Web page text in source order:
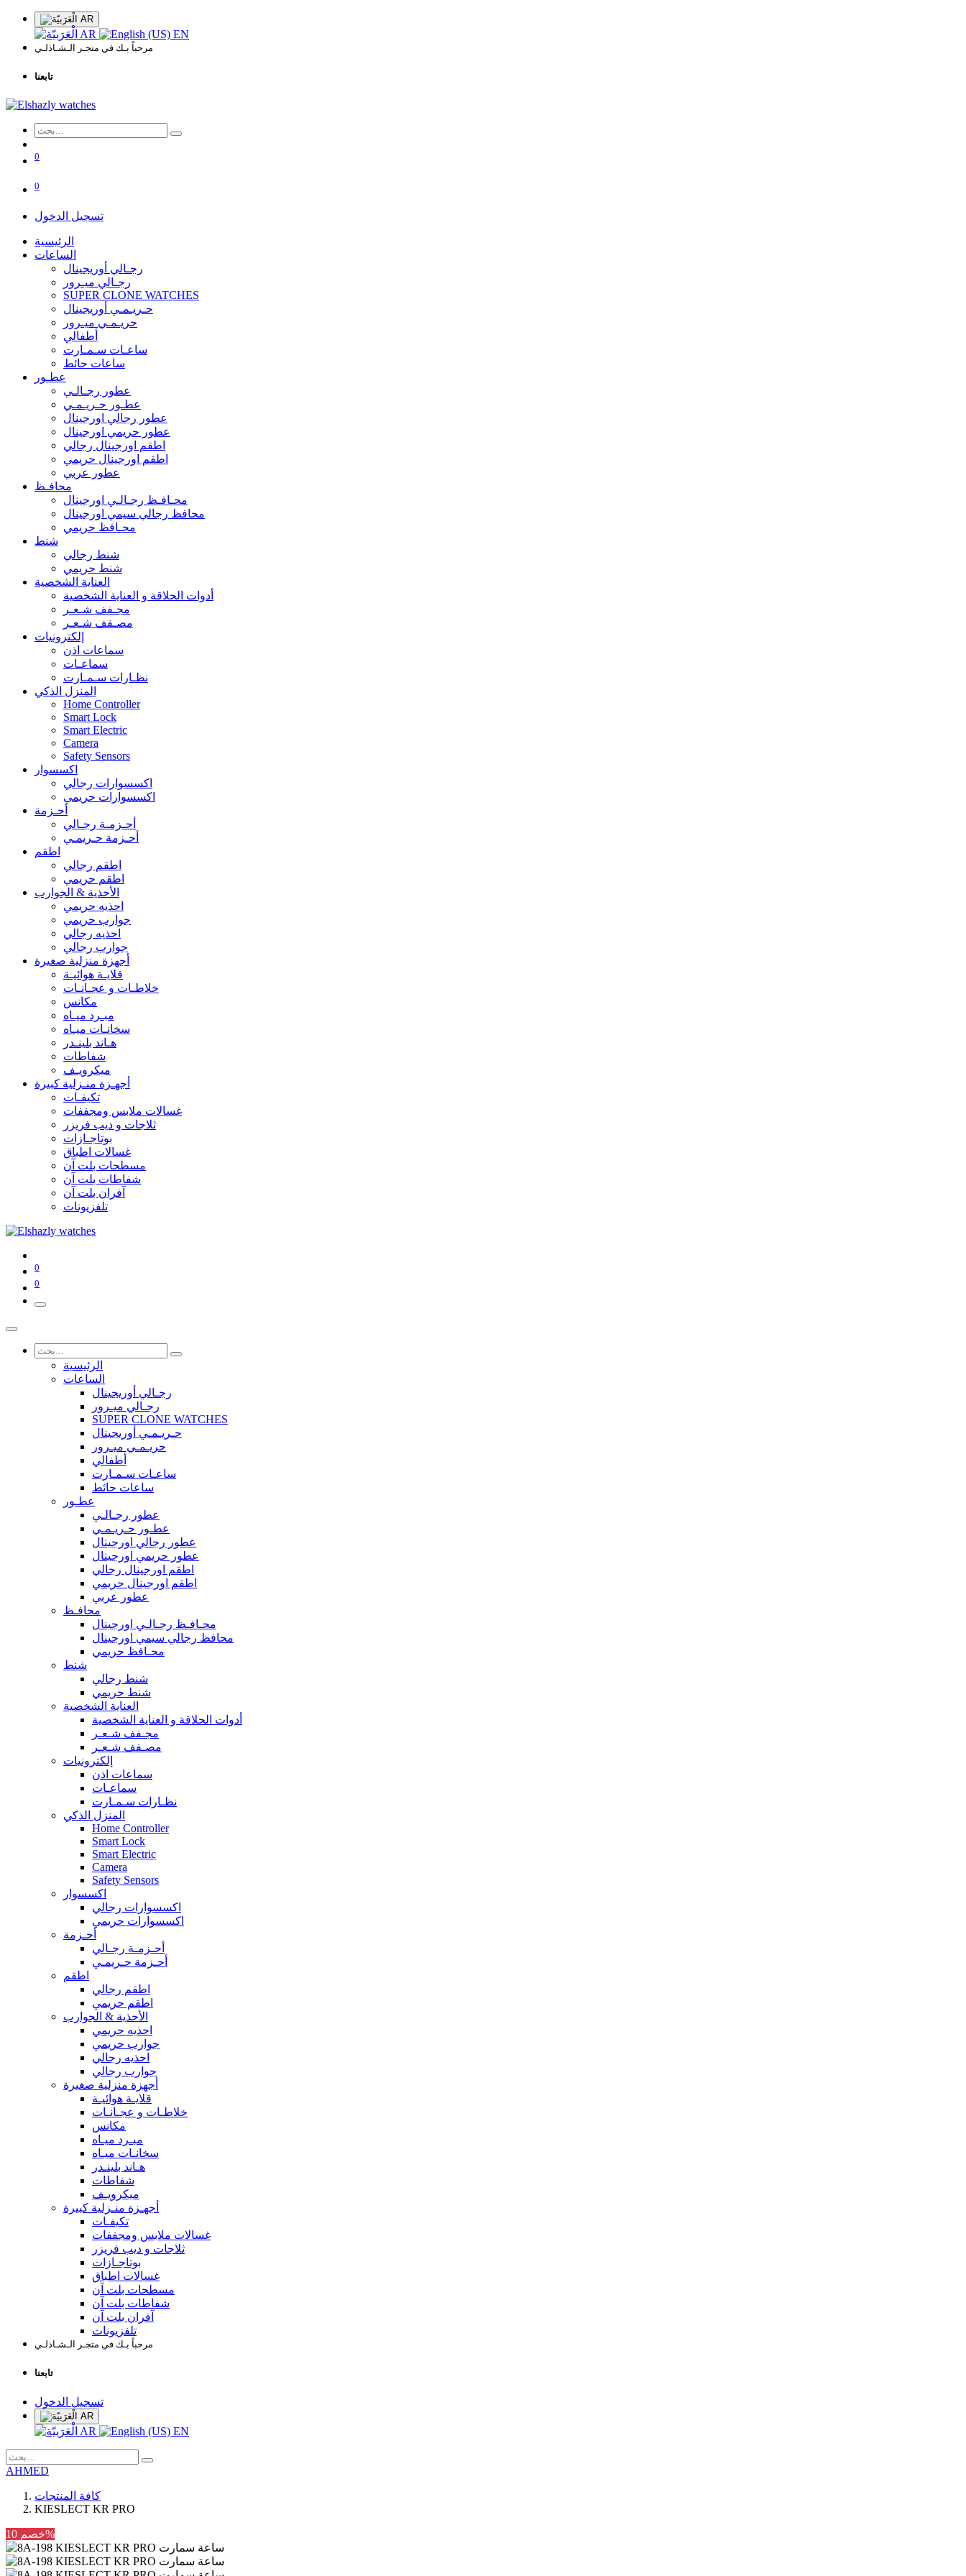
AR
AR EN
مرحباً بـك في متجـر الـشـاذلـي
تابعنا
0
0
تسجيل الدخول
الرئيسية
الساعات
رجـالي أوريجينال
رجـالي ميـرور
SUPER CLONE WATCHES
حـريـمـي أوريجينال
حريـمـي ميـرور
أطفالي
ساعـات سـمـارت
ساعات حائط
عطـور
عطور رجـالـي
عطـور حـريـمـي
عطور رجالي اورجينال
عطور حريمي اورجينال
اطقم اورجينال رجالي
اطقم اورجينال حريمي
عطور عربي
محافـظ
محـافـظ رجـالـي اورجينال
محافظ رجالي سيمي اورجينال
محـافظ حريمي
شنط
شنط رجالي
شنط حريمي
العناية الشخصية
أدوات الحلاقة و العناية الشخصية
مجـفف شـعـر
مصـفف شـعـر
إلكترونيات
سماعات اذن
سماعـات
نظـارات سـمـارت
المنزل الذكي
Home Controller
Smart Lock
Smart Electric
Camera
Safety Sensors
اكسسوار
اكسسوارات رجالي
اكسسوارات حريمي
أحـزمة
أحـزمـة رجـالي
أحـزمة حـريمـي
اطقم
اطقم رجالي
اطقم حريمي
الأحذية & الجوارب
احذيه حريمي
جوارب حريمي
احذيه رجالي
جوارب رجالي
أجهزة منزلية صغيرة
قلايـة هوائيـة
خلاطـات و عجـانـات
مكانس
مبـرد ميـاه
سخانـات ميـاه
هـاند بلينـدر
شفاطات
ميكرويـف
أجهـزة منـزلية كبيرة
تكيفـات
غسالات ملابس ومجففات
ثلاجات و ديب فريزر
بوتاجـازات
غسالات اطباق
مسطحات بلت آن
شفاطات بلت آن
آفران بلت آن
تلفزيونات
0
0
الرئيسية
الساعات
رجـالي أوريجينال
رجـالي ميـرور
SUPER CLONE WATCHES
حـريـمـي أوريجينال
حريـمـي ميـرور
أطفالي
ساعـات سـمـارت
ساعات حائط
عطـور
عطور رجـالـي
عطـور حـريـمـي
عطور رجالي اورجينال
عطور حريمي اورجينال
اطقم اورجينال رجالي
اطقم اورجينال حريمي
عطور عربي
محافـظ
محـافـظ رجـالـي اورجينال
محافظ رجالي سيمي اورجينال
محـافظ حريمي
شنط
شنط رجالي
شنط حريمي
العناية الشخصية
أدوات الحلاقة و العناية الشخصية
مجـفف شـعـر
مصـفف شـعـر
إلكترونيات
سماعات اذن
سماعـات
نظـارات سـمـارت
المنزل الذكي
Home Controller
Smart Lock
Smart Electric
Camera
Safety Sensors
اكسسوار
اكسسوارات رجالي
اكسسوارات حريمي
أحـزمة
أحـزمـة رجـالي
أحـزمة حـريمـي
اطقم
اطقم رجالي
اطقم حريمي
الأحذية & الجوارب
احذيه حريمي
جوارب حريمي
احذيه رجالي
جوارب رجالي
أجهزة منزلية صغيرة
قلايـة هوائيـة
خلاطـات و عجـانـات
مكانس
مبـرد ميـاه
سخانـات ميـاه
هـاند بلينـدر
شفاطات
ميكرويـف
أجهـزة منـزلية كبيرة
تكيفـات
غسالات ملابس ومجففات
ثلاجات و ديب فريزر
بوتاجـازات
غسالات اطباق
مسطحات بلت آن
شفاطات بلت آن
آفران بلت آن
تلفزيونات
مرحباً بـك في متجـر الـشـاذلـي
تابعنا
تسجيل الدخول
AR
AR EN
AHMED
كافة المنتجات
KIESLECT KR PRO
خصم 10%